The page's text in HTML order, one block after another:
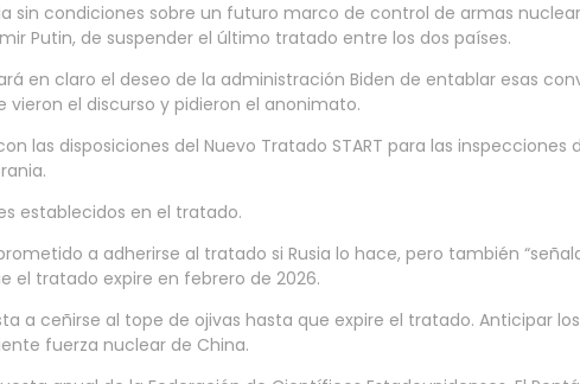
sin condiciones sobre un futuro marco de control de armas
Putin, de suspender el último tratado entre los dos países.
en claro el deseo de la administración Biden de entablar esas
el discurso y pidieron el anonimato.
las disposiciones del Nuevo Tratado START para las inspecciones
establecidos en el tratado.
a adherirse al tratado si Rusia lo hace, pero también
el tratado expire en febrero de 2026.
a ceñirse al tope de ojivas hasta que expire el tratado. Anticipar
fuerza nuclear de China.